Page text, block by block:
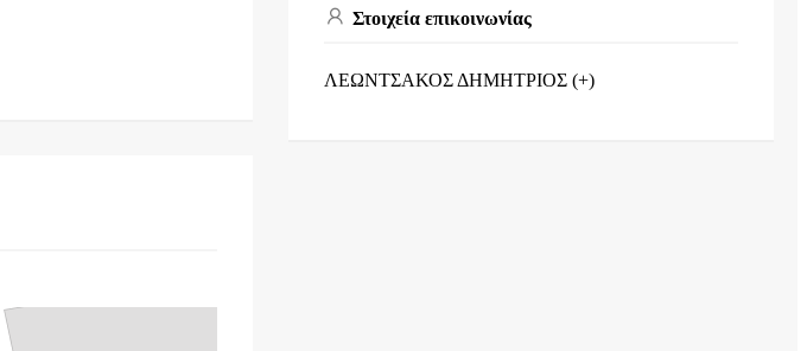
Στοιχεία επικοινωνίας
ΛΕΩΝΤΣΑΚΟΣ ΔΗΜΗΤΡΙΟΣ (+)